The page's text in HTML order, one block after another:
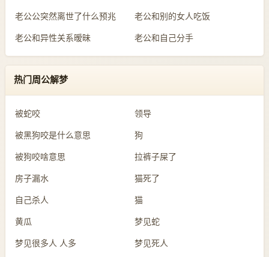
老公公突然离世了什么预兆 老公和别的女人吃饭
老公和异性关系暧昧 老公和自己分手
热门周公解梦
被蛇咬 领导
被黑狗咬是什么意思 狗
被狗咬啥意思 拉裤子屎了
房子漏水 猫死了
自己杀人 猫
黄瓜 梦见蛇
梦见很多人 人多 梦见死人